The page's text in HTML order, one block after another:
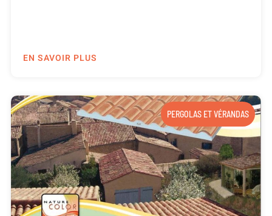
EN SAVOIR PLUS
PERGOLAS ET VÉRANDAS